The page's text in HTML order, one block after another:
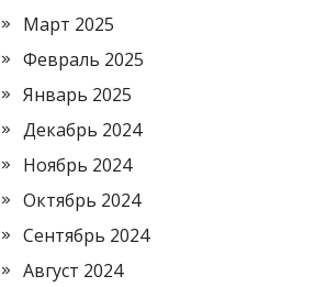
Март 2025
Февраль 2025
Январь 2025
Декабрь 2024
Ноябрь 2024
Октябрь 2024
Сентябрь 2024
Август 2024